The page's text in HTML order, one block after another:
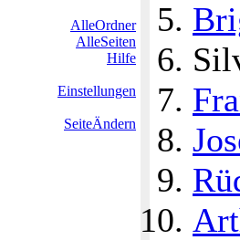
AlleOrdner
AlleSeiten
Hilfe
Einstellungen
SeiteÄndern